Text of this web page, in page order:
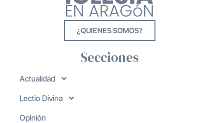
¿QUIENES SOMOS?
Secciones
Actualidad
Lectio Divina
Opinión